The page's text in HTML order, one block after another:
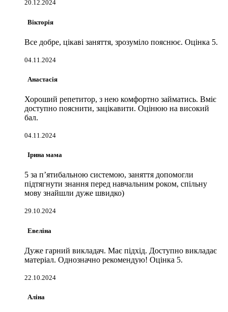
20.12.2024
Вікторія
Все добре, цікаві заняття, зрозуміло пояснює. Оцінка 5.
04.11.2024
Анастасія
Хороший репетитор, з нею комфортно займатись. Вміє
доступно пояснити, зацікавити. Оцінюю на високий
бал.
04.11.2024
Ірина мама
5 за пʼятибальною системою, заняття допомогли
підтягнути знання перед навчальним роком, спільну
мову знайшли дуже швидко)
29.10.2024
Евеліна
Дуже гарний викладач. Має підхід. Доступно викладає
матеріал. Однозначно рекомендую! Оцінка 5.
22.10.2024
Аліна